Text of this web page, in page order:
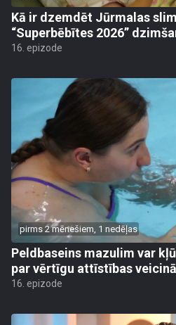
Kā ir dzemdēt Jūrmalas
“Superbēbītes 2026”
16. epizode
pirms 2 mēnešiem, 1 nedēļas
Peldbaseins mazulim var
par vērtīgu attīstības
16. epizode